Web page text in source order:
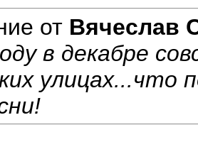
от Вячеслав
в декабре
улицах...что